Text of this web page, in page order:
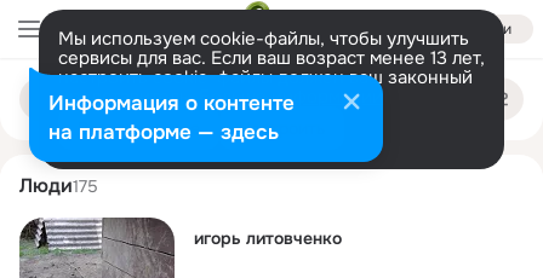
Войти
Мы используем cookie-файлы, чтобы улучшить
сервисы для вас. Если ваш возраст менее 13 лет,
настроить cookie-файлы должен ваш законный
представитель. Больше информации
Разрешить все Настроить
Поиск
людям
igor litovchenko
Люди175
игорь литовченко
Информация о контенте
на платформе — здесь